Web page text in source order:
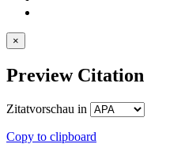
×
Preview Citation
Zitatvorschau in
Copy to clipboard